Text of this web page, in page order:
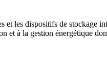
et les dispositifs de stockage
et à la gestion énergétique